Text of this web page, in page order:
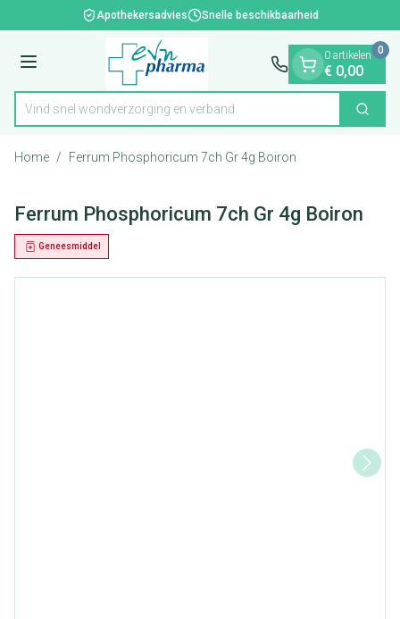
Ga naar de inhoudApothekersadvies Snelle beschikbaarheid
Menu
Product, merk, categorie...
Vind snel wondverzorging en verban Zoek
0 artikelen
€ 0,00
0
Home / Ferrum Phosphoricum 7ch Gr 4g Boiron
Ferrum Phosphoricum 7ch Gr 4g Boiron
Geneesmiddel